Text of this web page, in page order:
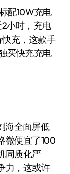
配10W充电
小时，充电
充，这款手
买快充充电
海全面屏低
微便宜了100
同质化严
力，这或许